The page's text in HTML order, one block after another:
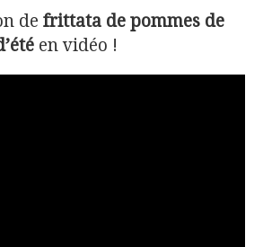
de frittata de pommes de
en vidéo !